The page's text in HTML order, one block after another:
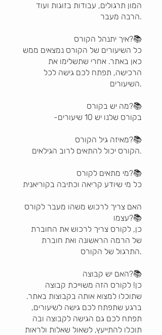
המון תרגולים, עבודות בזוגות ועוד
הרבה מעבר.
איך יתנהל הקורס?📚
כל השיעורים של הקורס נמצאים ממש
כאן באתר. אחרי שתשלימו את
הרכישה, תפתח לכם גישה לכל
השיעורים.
מה יש בקורס?📚
-בקורס שלנו יש 10 שיעורים
מאיזה גיל הקורס?📚
הקורס יכול להתאים לרוב הגילאים.
מי מתאים לקורס?📚
כל מי שיודע קריאה וכתיבה בקוריאנית
האם צריך לרכוש משהו מעבר לקורס
עצמו?📚
כן, לקורס צריך לרכוש את החוברת
של הרמה הראשונה ואת חוברת
התרגול של הקורס.
האם יש קבוצה?📚
כן! לקורס הזה משוייכת קבוצה
שתוכלו למצוא אותה בקבוצות באתר.
ברגע שתפתח לכם גישה לשיעורים,
תפתח לכם גם הגישה לקבוצה ובה
תוכלו להתייעץ, לשאול שאלות ולראות